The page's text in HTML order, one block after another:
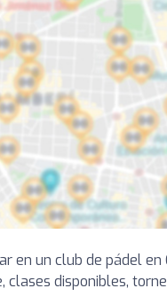
en un club de pádel
clases disponibles,